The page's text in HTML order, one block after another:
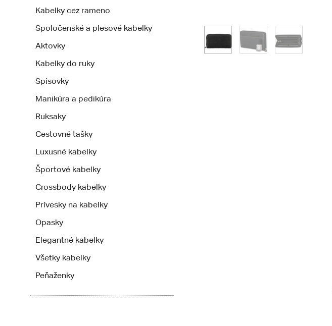
Kabelky cez rameno
Spoločenské a plesové kabelky
Aktovky
Kabelky do ruky
Spisovky
Manikúra a pedikúra
Ruksaky
Cestovné tašky
Luxusné kabelky
Športové kabelky
Crossbody kabelky
Prívesky na kabelky
Opasky
Elegantné kabelky
Všetky kabelky
Peňaženky